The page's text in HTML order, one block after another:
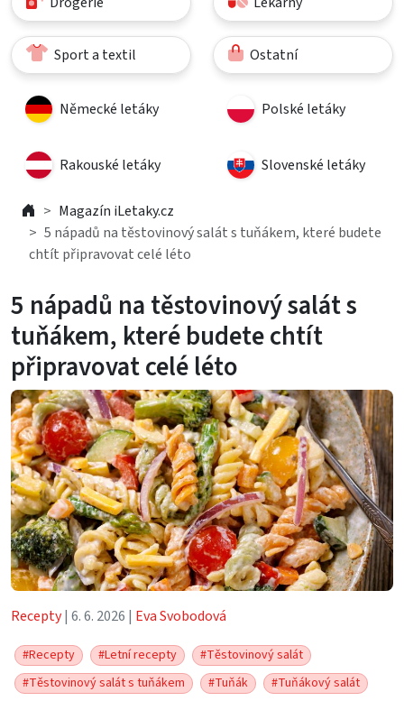
Sport a textil Ostatní
Německé letáky Polské letáky
Rakouské letáky Slovenské letáky
Magazín iLetaky.cz
5 nápadů na těstovinový salát s tuňákem, které budete
chtít připravovat celé léto
5 nápadů na těstovinový salát s
tuňákem, které budete chtít
připravovat celé léto
Recepty| 6. 6. 2026 | Eva Svobodová
#Recepty #Letní recepty
#Těstovinový salát
#Těstovinový salát s tuňákem
#Tuňák #Tuňákový salát